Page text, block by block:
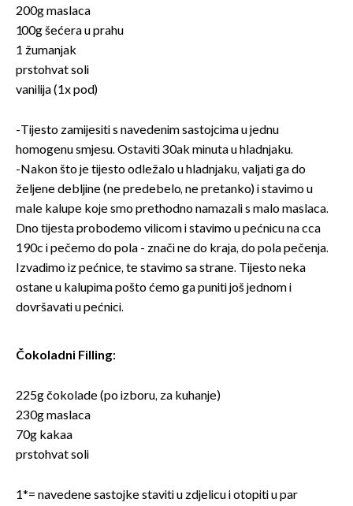
200g maslaca
100g šećera u prahu
1 žumanjak
prstohvat soli
vanilija (1x pod)
-Tijesto zamijesiti s navedenim sastojcima u jednu
homogenu smjesu. Ostaviti 30ak minuta u hladnjaku.
-Nakon što je tijesto odležalo u hladnjaku, valjati ga do
željene debljine (ne predebelo, ne pretanko) i stavimo u
male kalupe koje smo prethodno namazali s malo maslaca.
Dno tijesta probodemo vilicom i stavimo u pećnicu na cca
190c i pečemo do pola - znači ne do kraja, do pola pečenja.
Izvadimo iz pećnice, te stavimo sa strane. Tijesto neka
ostane u kalupima pošto ćemo ga puniti još jednom i
dovršavati u pećnici.
Čokoladni Filling:
225g čokolade (po izboru, za kuhanje)
230g maslaca
70g kakaa
prstohvat soli
1*= navedene sastojke staviti u zdjelicu i otopiti u par